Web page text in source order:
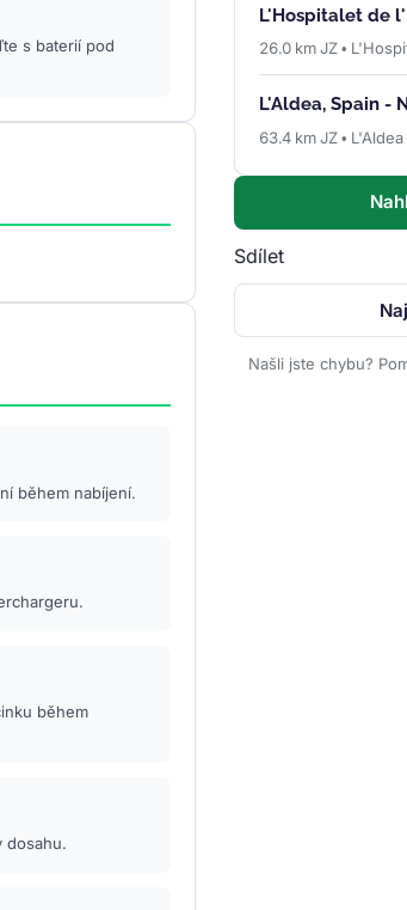
s baterií pod
během nabíjení.
během
dosahu.
L'Hospitalet de
26.0 km JZ •
L'Aldea, Spain -
63.4 km JZ • L'Aldea
Sdílet
Našli jste chybu?